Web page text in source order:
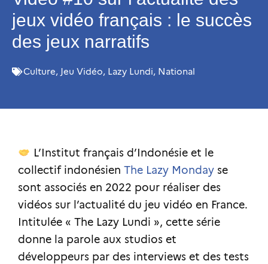
jeux vidéo français : le succès
des jeux narratifs
Culture, Jeu Vidéo, Lazy Lundi, National
L’Institut français d’Indonésie et le
collectif indonésien The Lazy Monday se
sont associés en 2022 pour réaliser des
vidéos sur l’actualité du jeu vidéo en France.
Intitulée « The Lazy Lundi », cette série
donne la parole aux studios et
développeurs par des interviews et des tests